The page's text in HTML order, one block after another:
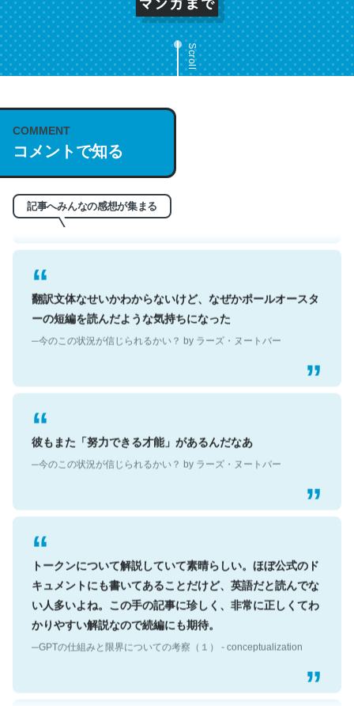
Scroll
COMMENT
コメントで知る
記事へみんなの感想が集まる
これは名文。彼はとてもクレバーなんだろうなと凄く思
う。英語少しでも読める人は原文もお勧め。自分はこの流
れ好き。Let’s Fucking Go. Then Covid hit. Shit.
翻訳文体なせいかわからないけど、なぜかポールオースタ
ーの短編を読んだような気持ちになった
─今のこの状況が信じられるかい？ by ラーズ・ヌートバー
彼もまた「努力できる才能」があるんだなあ
─今のこの状況が信じられるかい？ by ラーズ・ヌートバー
トークンについて解説していて素晴らしい。ほぼ公式のド
キュメントにも書いてあることだけど、英語だと読んでな
い人多いよね。この手の記事に珍しく、非常に正しくてわ
かりやすい解説なので続編にも期待。
─GPTの仕組みと限界についての考察（１） - conceptualization